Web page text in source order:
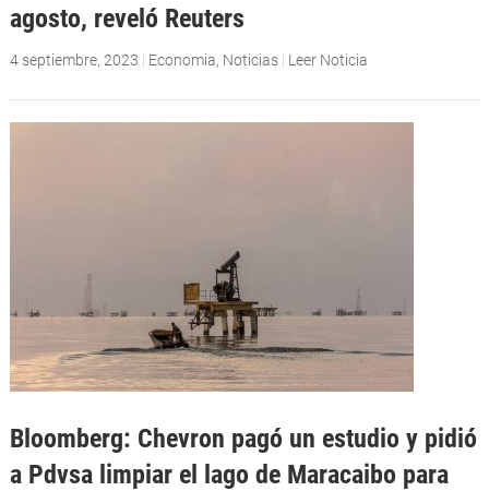
agosto, reveló Reuters
4 septiembre, 2023 | Economia, Noticias | Leer Noticia
Bloomberg: Chevron pagó un estudio y pidió
a Pdvsa limpiar el lago de Maracaibo para